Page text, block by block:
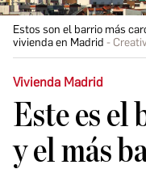
Estos son el barrio más
vivienda en Madrid
Vivienda Madrid
Este es el
y el más